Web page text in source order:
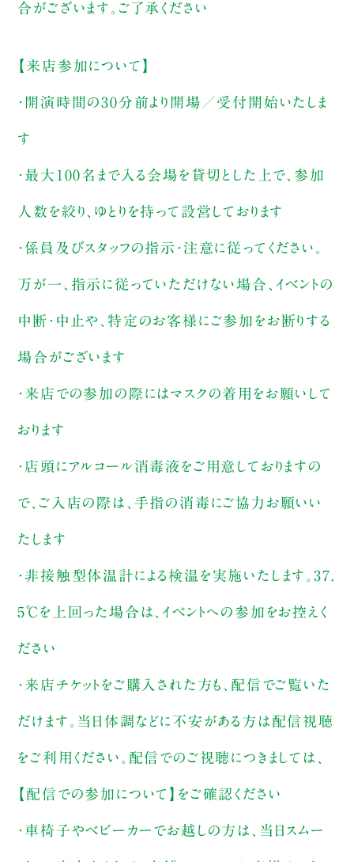
合がございます。ご了承ください
【来店参加について】
・開演時間の30分前より開場／受付開始いたしま
す
・最大100名まで入る会場を貸切とした上で、参加
人数を絞り、ゆとりを持って設営しております
・係員及びスタッフの指示・注意に従ってください。
万が一、指示に従っていただけない場合、イベントの
中断・中止や、特定のお客様にご参加をお断りする
場合がございます
・来店での参加の際にはマスクの着用をお願いして
おります
・店頭にアルコール消毒液をご用意しておりますの
で、ご入店の際は、手指の消毒にご協力お願いい
たします
・非接触型体温計による検温を実施いたします。37.
5℃を上回った場合は、イベントへの参加をお控えく
ださい
・来店チケットをご購入された方も、配信でご覧いた
だけます。当日体調などに不安がある方は配信視聴
をご利用ください。配信でのご視聴につきましては、
【配信での参加について】をご確認ください
・車椅子やベビーカーでお越しの方は、当日スムー